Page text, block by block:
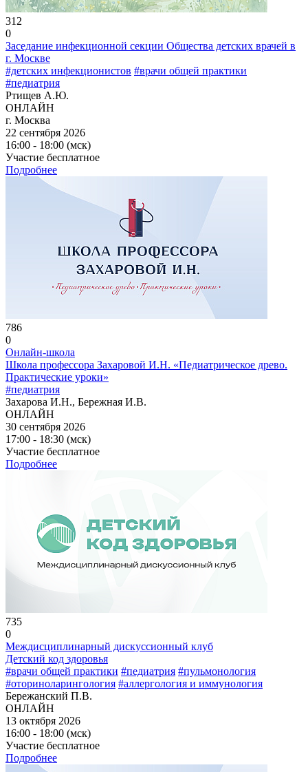
312
0
Заседание инфекционной секции Общества детских врачей в
г. Москве
#детских инфекционистов #врачи общей практики
#педиатрия
Ртищев А.Ю.
ОНЛАЙН
г. Москва
22 сентября 2026
16:00 - 18:00 (мск)
Участие бесплатное
Подробнее
786
0
Онлайн-школа
Школа профессора Захаровой И.Н. «Педиатрическое древо.
Практические уроки»
#педиатрия
Захарова И.Н., Бережная И.В.
ОНЛАЙН
30 сентября 2026
17:00 - 18:30 (мск)
Участие бесплатное
Подробнее
735
0
Междисциплинарный дискуссионный клуб
Детский код здоровья
#врачи общей практики #педиатрия #пульмонология
#оториноларингология #аллергология и иммунология
Бережанский П.В.
ОНЛАЙН
13 октября 2026
16:00 - 18:00 (мск)
Участие бесплатное
Подробнее